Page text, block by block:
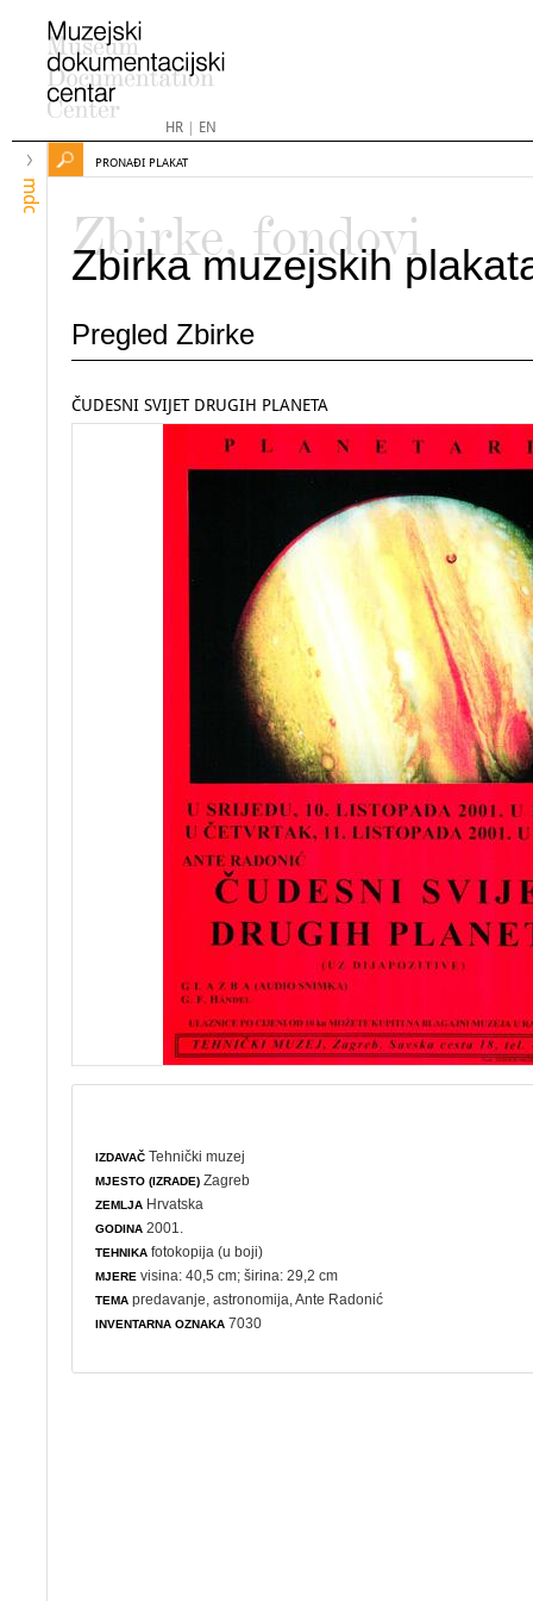
HR| EN
mdc
PRONAĐI PLAKAT
Zbirke, fondovi
Zbirka muzejskih
Pregled Zbirke
ČUDESNI SVIJET DRUGIH PLANETA
IZDAVAČ Tehnički muzej
MJESTO (IZRADE) Zagreb
ZEMLJA Hrvatska
GODINA 2001.
TEHNIKA fotokopija (u boji)
MJERE visina: 40,5 cm; širina: 29,2 cm
TEMA predavanje ,astronomija , Ante Radonić
INVENTARNA OZNAKA 7030